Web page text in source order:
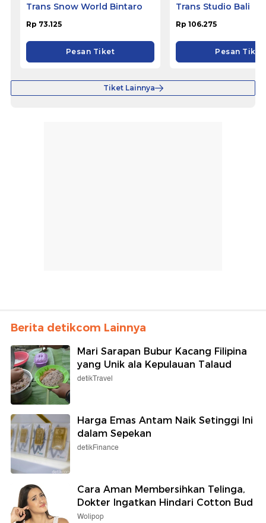
Trans Snow World Bintaro
Rp 73.125
Pesan Tiket
Trans Studio Bali
Rp 106.275
Pesan Tiket
Tiket Lainnya
Berita detikcom Lainnya
Mari Sarapan Bubur Kacang Filipina
yang Unik ala Kepulauan Talaud
detikTravel
Harga Emas Antam Naik Setinggi Ini
dalam Sepekan
detikFinance
Cara Aman Membersihkan Telinga,
Dokter Ingatkan Hindari Cotton Bud
Wolipop